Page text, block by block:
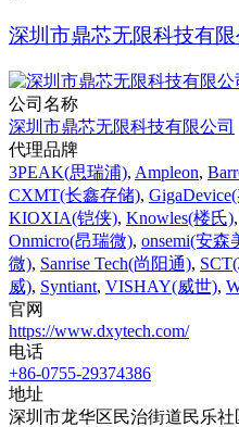
深圳市鼎芯无限科技有限
公司名称
深圳市鼎芯无限科技有限公司
代理品牌
3PEAK(思瑞浦), Ampleon,
CXMT(长鑫存储),
KIOXIA(铠侠), Knowles(楼氏),
Onmicro(昂瑞微), onsemi(安森
微), Sanrise Tech(尚阳通),
威), Syntiant, VISHAY(威世),
官网
https://www.dxytech.com/
电话
+86-0755-29374386
地址
深圳市龙华区民治街道民乐